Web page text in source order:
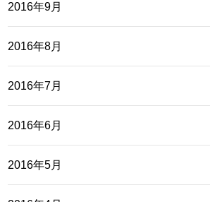
2016年9月
2016年8月
2016年7月
2016年6月
2016年5月